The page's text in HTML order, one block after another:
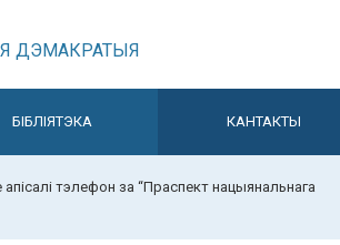
ДЭМАКРАТЫЯ
БІБЛІЯТЭКА КАНТАКТЫ
тэлефон за “Праспект нацыянальнага